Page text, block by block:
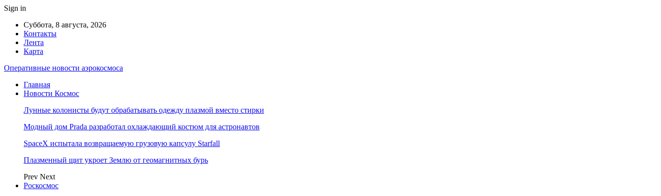
Sign in
Суббота, 8 августа, 2026
Контакты
Лента
Карта
Оперативные новости аэрокосмоса
Главная
Новости Космос
Лунные колонисты будут обрабатывать одежду плазмой вместо стирки
Модный дом Prada разработал охлаждающий костюм для астронавтов
SpaceX испытала возвращаемую грузовую капсулу Starfall
Плазменный щит укроет Землю от геомагнитных бурь
Prev Next
Роскосмос